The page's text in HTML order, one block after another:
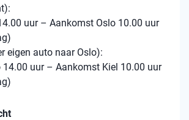
uur – Aankomst Oslo 10.00 uur
eigen auto naar Oslo):
14.00 uur – Aankomst Kiel 10.00 uur